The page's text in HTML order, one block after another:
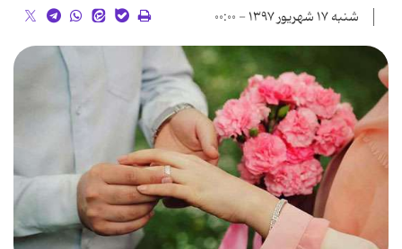
شنبه ۱۷ شهریور ۱۳۹۷ - ۰۰:۰۰